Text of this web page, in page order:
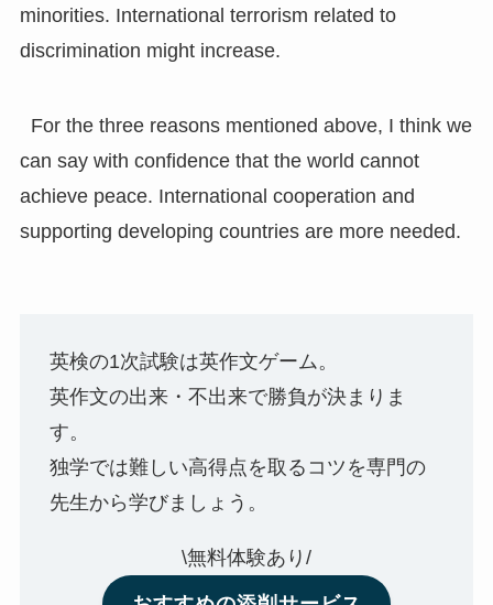
minorities. International terrorism related to
discrimination might increase.
For the three reasons mentioned above, I think we
can say with confidence that the world cannot
achieve peace. International cooperation and
supporting developing countries are more needed.
英検の1次試験は英作文ゲーム。
英作文の出来・不出来で勝負が決まりま
す。
独学では難しい高得点を取るコツを専門の
先生から学びましょう。
\無料体験あり/